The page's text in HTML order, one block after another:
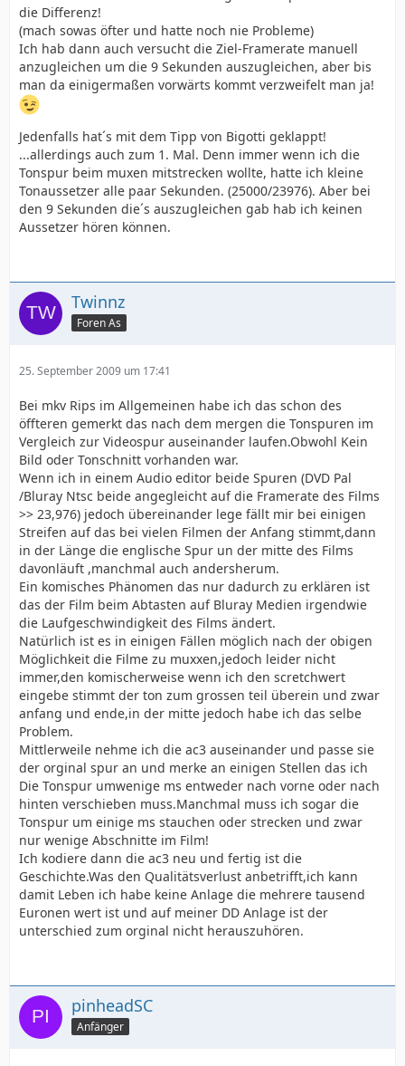
die Differenz!
(mach sowas öfter und hatte noch nie Probleme)
Ich hab dann auch versucht die Ziel-Framerate manuell
anzugleichen um die 9 Sekunden auszugleichen, aber bis
man da einigermaßen vorwärts kommt verzweifelt man ja!
Jedenfalls hat´s mit dem Tipp von Bigotti geklappt!
...allerdings auch zum 1. Mal. Denn immer wenn ich die
Tonspur beim muxen mitstrecken wollte, hatte ich kleine
Tonaussetzer alle paar Sekunden. (25000/23976). Aber bei
den 9 Sekunden die´s auszugleichen gab hab ich keinen
Aussetzer hören können.
Twinnz
Foren As
25. September 2009 um 17:41
Bei mkv Rips im Allgemeinen habe ich das schon des
öffteren gemerkt das nach dem mergen die Tonspuren im
Vergleich zur Videospur auseinander laufen.Obwohl Kein
Bild oder Tonschnitt vorhanden war.
Wenn ich in einem Audio editor beide Spuren (DVD Pal
/Bluray Ntsc beide angegleicht auf die Framerate des Films
>> 23,976) jedoch übereinander lege fällt mir bei einigen
Streifen auf das bei vielen Filmen der Anfang stimmt,dann
in der Länge die englische Spur un der mitte des Films
davonläuft ,manchmal auch andersherum.
Ein komisches Phänomen das nur dadurch zu erklären ist
das der Film beim Abtasten auf Bluray Medien irgendwie
die Laufgeschwindigkeit des Films ändert.
Natürlich ist es in einigen Fällen möglich nach der obigen
Möglichkeit die Filme zu muxxen,jedoch leider nicht
immer,den komischerweise wenn ich den scretchwert
eingebe stimmt der ton zum grossen teil überein und zwar
anfang und ende,in der mitte jedoch habe ich das selbe
Problem.
Mittlerweile nehme ich die ac3 auseinander und passe sie
der orginal spur an und merke an einigen Stellen das ich
Die Tonspur umwenige ms entweder nach vorne oder nach
hinten verschieben muss.Manchmal muss ich sogar die
Tonspur um einige ms stauchen oder strecken und zwar
nur wenige Abschnitte im Film!
Ich kodiere dann die ac3 neu und fertig ist die
Geschichte.Was den Qualitätsverlust anbetrifft,ich kann
damit Leben ich habe keine Anlage die mehrere tausend
Euronen wert ist und auf meiner DD Anlage ist der
unterschied zum orginal nicht herauszuhören.
pinheadSC
Anfänger